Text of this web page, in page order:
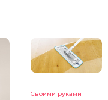
Своими руками